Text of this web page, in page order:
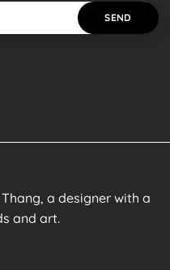
a designer with a
and art.